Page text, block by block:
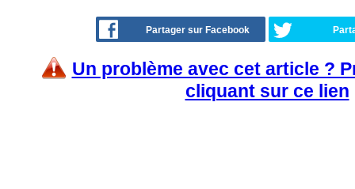
Partager sur Facebook
Un problème avec cet article ?
cliquant sur ce lien